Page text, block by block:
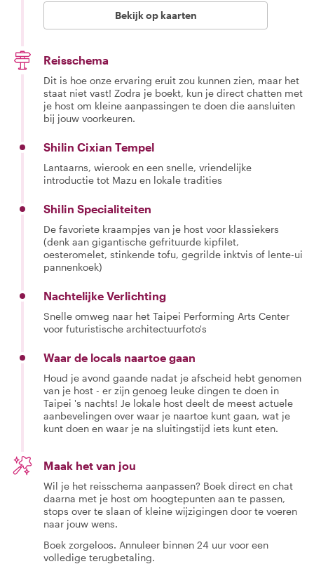
Bekijk op kaarten
Reisschema
Dit is hoe onze ervaring eruit zou kunnen zien, maar het
staat niet vast! Zodra je boekt, kun je direct chatten met
je host om kleine aanpassingen te doen die aansluiten
bij jouw voorkeuren.
Shilin Cixian Tempel
Lantaarns, wierook en een snelle, vriendelijke
introductie tot Mazu en lokale tradities
Shilin Specialiteiten
De favoriete kraampjes van je host voor klassiekers
(denk aan gigantische gefrituurde kipfilet,
oesteromelet, stinkende tofu, gegrilde inktvis of lente-ui
pannenkoek)
Nachtelijke Verlichting
Snelle omweg naar het Taipei Performing Arts Center
voor futuristische architectuurfoto's
Waar de locals naartoe gaan
Houd je avond gaande nadat je afscheid hebt genomen
van je host - er zijn genoeg leuke dingen te doen in
Taipei 's nachts! Je lokale host deelt de meest actuele
aanbevelingen over waar je naartoe kunt gaan, wat je
kunt doen en waar je na sluitingstijd iets kunt eten.
Maak het van jou
Wil je het reisschema aanpassen? Boek direct en chat
daarna met je host om hoogtepunten aan te passen,
stops over te slaan of kleine wijzigingen door te voeren
naar jouw wens.
Boek zorgeloos. Annuleer binnen 24 uur voor een
volledige terugbetaling.